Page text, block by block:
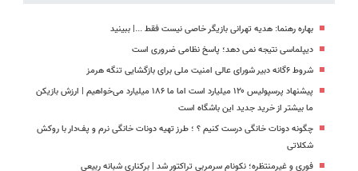
بهاره رهنما: هدیه تهرانی بازیگر خاصی نیست فقط ...|‌ ببینید
دیپلماسی نتیجه‌ نمی دهد؛ پاسخ نظامی ضروری است
شروط ۶گانه دبیر شورای عالی امنیت ملی برای بازگشایی تنگه هرمز
پیشنهاد پرسپولیس ۱۲۰ میلیارد است اما ما ۱۸۶ میلیارد می‌خواهیم | ارزش بازیکن
ما بیشتر از خرید جدید این باشگاه است
چگونه دونات خانگی درست کنیم ؟ ؛ طرز تهیه دونات خانگی نرم و پف‌دار با روکش
شکلاتی
فوری و غیرمنتظره؛‌ نکونام سرمربی تراکتور شد | برکناری شبانه ربیعی